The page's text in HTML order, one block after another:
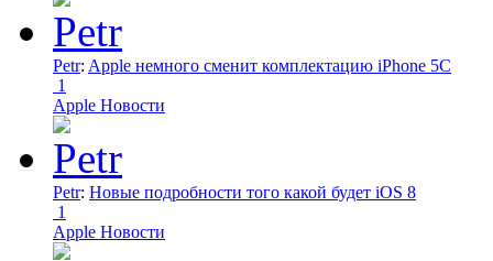
Petr: Apple немного сменит комплектацию iPhone 5C
1
Apple Новости
Petr: Новые подробности того какой будет iOS 8
1
Apple Новости